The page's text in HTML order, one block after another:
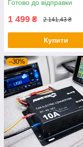
99800мАч 600А з
Готово до відправки
1 499 ₴ 2 141,43 ₴
Купити
–30%